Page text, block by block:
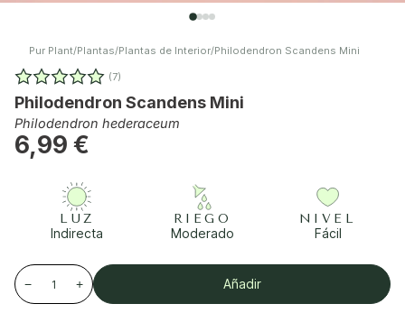
Pur Plant/Plantas/Plantas de Interior/Philodendron Scandens Mini
(7)
Philodendron Scandens Mini
Philodendron hederaceum
6,99 €
LUZ
Indirecta
RIEGO
Moderado
NIVEL
Fácil
− + Añadir